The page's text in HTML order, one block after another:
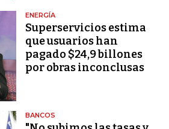
ENERGÍA
Superservicios estima
que usuarios han
pagado $24,9 billones
por obras inconclusas
BANCOS